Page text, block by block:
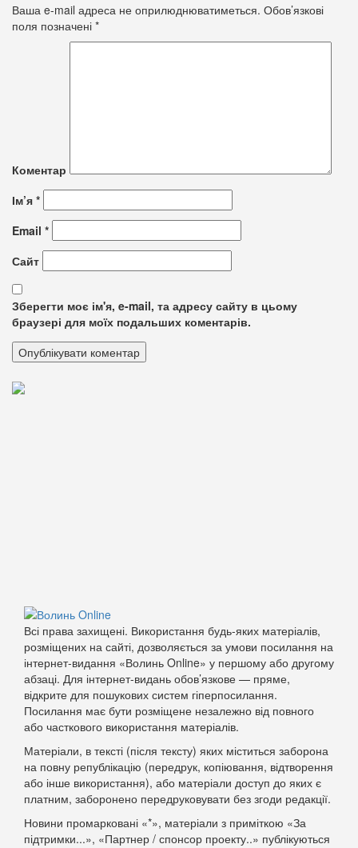
Ваша e-mail адреса не оприлюднюватиметься. Обов’язкові
поля позначені *
Коментар
Ім’я *
Email *
Сайт
Зберегти моє ім'я, e-mail, та адресу сайту в цьому
браузері для моїх подальших коментарів.
Всі права захищені. Використання будь-яких матеріалів,
розміщених на сайті, дозволяється за умови посилання на
інтернет-видання «Волинь Online» у першому або другому
абзаці. Для інтернет-видань обов’язкове — пряме,
відкрите для пошукових систем гіперпосилання.
Посилання має бути розміщене незалежно від повного
або часткового використання матеріалів.
Матеріали, в тексті (після тексту) яких міститься заборона
на повну републікацію (передрук, копіювання, відтворення
або інше використання), або матеріали доступ до яких є
платним, заборонено передруковувати без згоди редакції.
Новини промарковані «*», матеріали з приміткою «За
підтримки...», «Партнер / спонсор проекту..» публікуються